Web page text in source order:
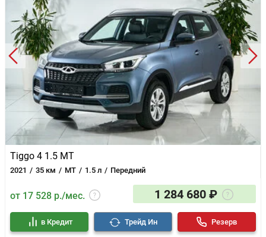
Tiggo 4 1.5 MT
2021 35 км MT 1.5 л Передний
от 17 528 р./мес. 1 284 680 ₽
в Кредит Трейд Ин Резерв